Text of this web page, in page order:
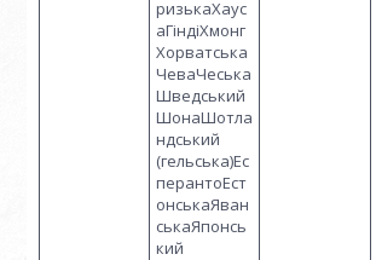
ризькаХаус
аГіндіХмонг
Хорватська
ЧеваЧеська
Шведський
ШонаШотла
ндський
(гельська)Ес
перантоЕст
онськаЯван
ськаЯпонсь
кий